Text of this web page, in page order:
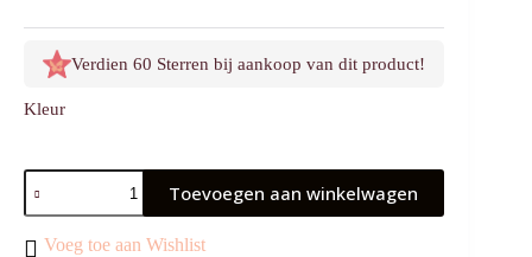
Verdien 60 Sterren bij aankoop van dit product!
Kleur
Vamp!
Skinny
Liner
aantal
Toevoegen aan winkelwagen
Voeg toe aan Wishlist